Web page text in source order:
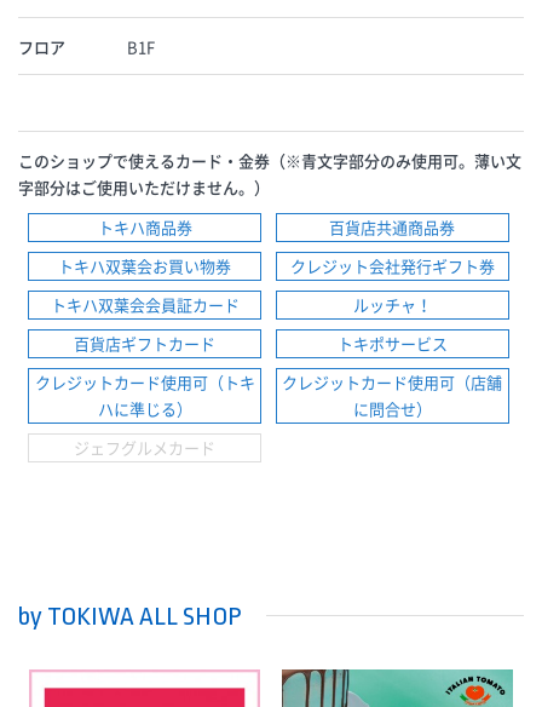
フロア B1F
このショップで使えるカード・金券（※青文字部分のみ使用可。薄い文
字部分はご使用いただけません。）
トキハ商品券
百貨店共通商品券
トキハ双葉会お買い物券
クレジット会社発行ギフト券
トキハ双葉会会員証カード
ルッチャ！
百貨店ギフトカード
トキポサービス
クレジットカード使用可（トキ
ハに準じる）
クレジットカード使用可（店舗
に問合せ）
ジェフグルメカード
by TOKIWA ALL SHOP